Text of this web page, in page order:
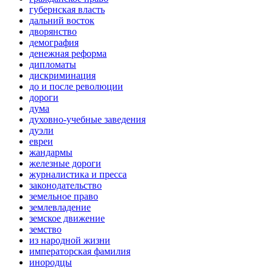
губернская власть
дальний восток
дворянство
демография
денежная реформа
дипломаты
дискриминация
до и после революции
дороги
дума
духовно-учебные заведения
дуэли
евреи
жандармы
железные дороги
журналистика и пресса
законодательство
земельное право
землевладение
земское движение
земство
из народной жизни
императорская фамилия
инородцы